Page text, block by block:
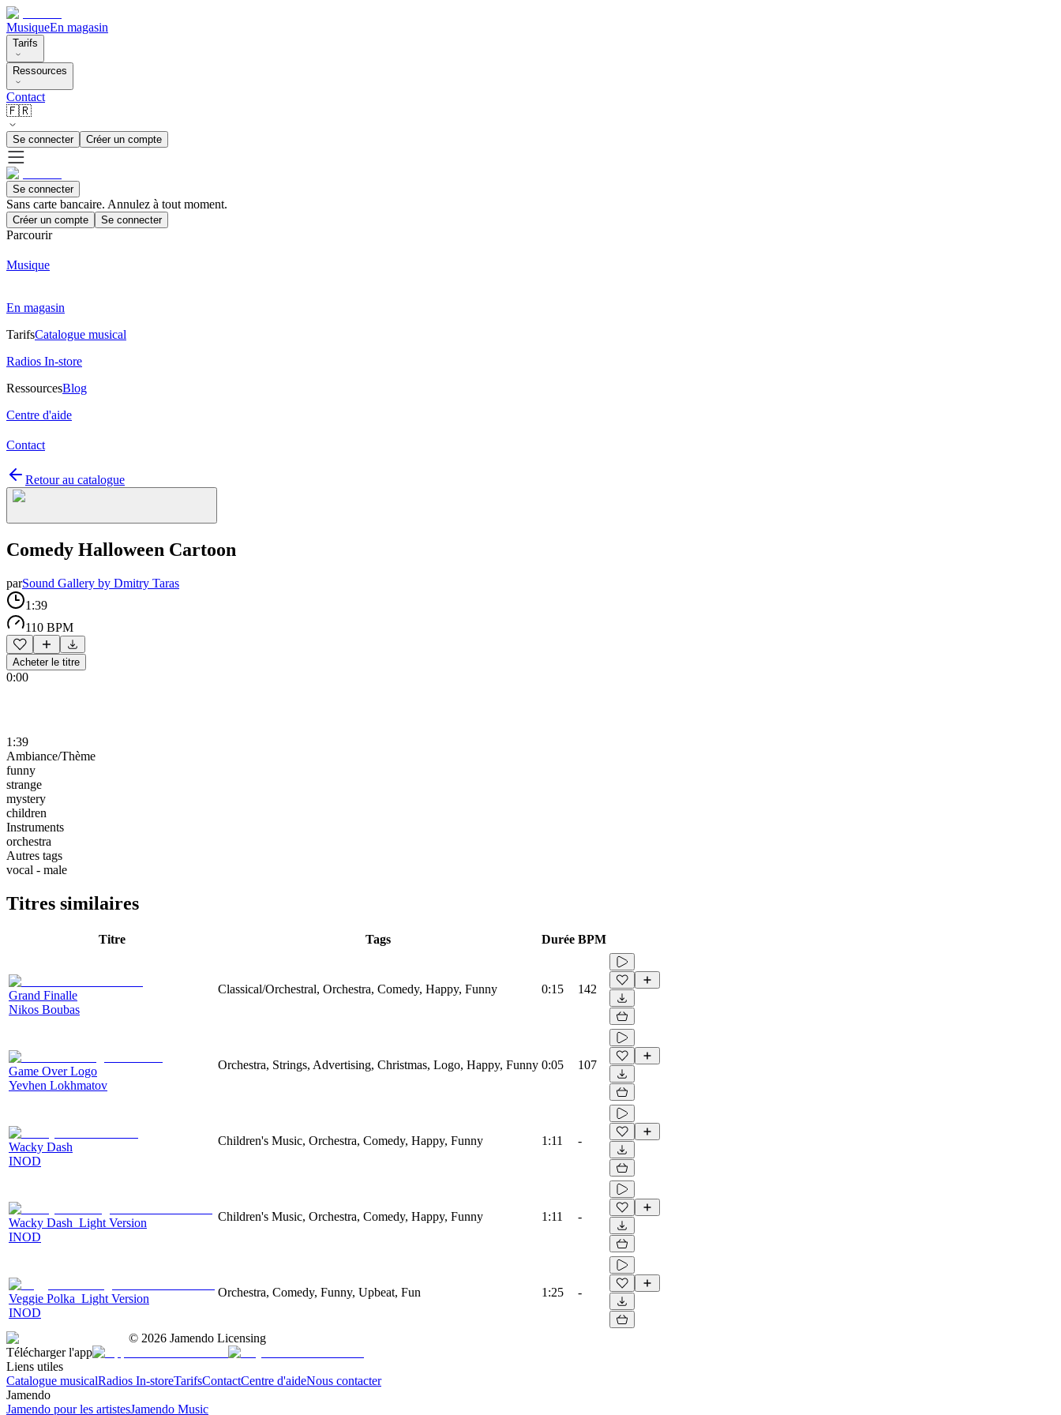
MusiqueEn magasin
Tarifs
Ressources
Contact
🇫🇷
Se connecter Créer un compte
Se connecter
Sans carte bancaire. Annulez à tout moment.
Créer un compte Se connecter
Parcourir
Musique
En magasin
TarifsCatalogue musical
Radios In-store
RessourcesBlog
Centre d'aide
Contact
Retour au catalogue
Comedy Halloween Cartoon
parSound Gallery by Dmitry Taras
1:39
110 BPM
Acheter le titre
0:00
1:39
Ambiance/Thème
funny
strange
mystery
children
Instruments
orchestra
Autres tags
vocal - male
Titres similaires
Titre Tags Durée BPM
Grand Finalle
Nikos Boubas
Classical/Orchestral, Orchestra, Comedy, Happy, Funny 0:15 142
Game Over Logo
Yevhen Lokhmatov
Orchestra, Strings, Advertising, Christmas, Logo, Happy, Funny 0:05 107
Wacky Dash
INOD
Children's Music, Orchestra, Comedy, Happy, Funny 1:11 -
Wacky Dash_Light Version
INOD
Children's Music, Orchestra, Comedy, Happy, Funny 1:11 -
Veggie Polka_Light Version
INOD
Orchestra, Comedy, Funny, Upbeat, Fun 1:25 -
© 2026 Jamendo Licensing
Télécharger l'app
Liens utiles
Catalogue musicalRadios In-storeTarifsContactCentre d'aideNous contacter
Jamendo
Jamendo pour les artistesJamendo Music